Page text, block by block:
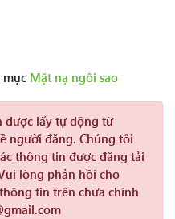
mục Mặt nạ ngôi sao
được lấy tự động từ
người đăng. Chúng tôi
thông tin được đăng tải
lòng phản hồi cho
tin trên chưa chính